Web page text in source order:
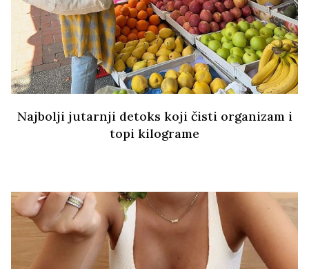
Najbolji jutarnji detoks koji čisti organizam i
topi kilograme